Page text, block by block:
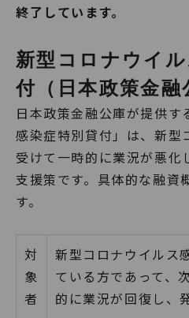
終了しています。
新型コロナウイ
付（日本政策金融
日本政策金融公庫が提供す
感染症特別貸付」は、新型
受けて一時的に業況が悪化
支援策です。具体的な融資
す。
対
象
者
新型コロナウイルス
ている方であって、
的に業況が回復し、